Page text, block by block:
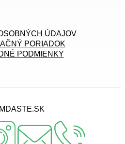
ÚDAJOV
PORIADOK
PODMIENKY